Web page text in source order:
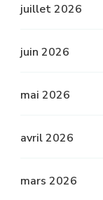
juillet 2026
juin 2026
mai 2026
avril 2026
mars 2026